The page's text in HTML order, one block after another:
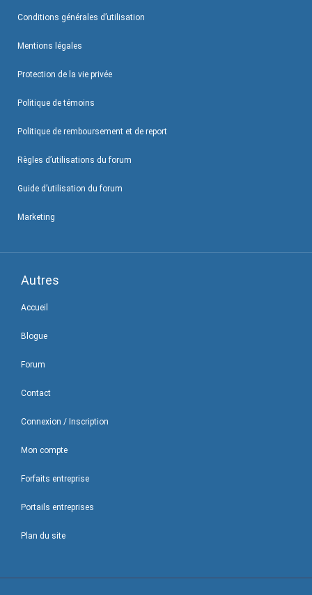
Conditions générales d’utilisation
Mentions légales
Protection de la vie privée
Politique de témoins
Politique de remboursement et de report
Règles d’utilisations du forum
Guide d’utilisation du forum
Marketing
Autres
Accueil
Blogue
Forum
Contact
Connexion / Inscription
Mon compte
Forfaits entreprise
Portails entreprises
Plan du site